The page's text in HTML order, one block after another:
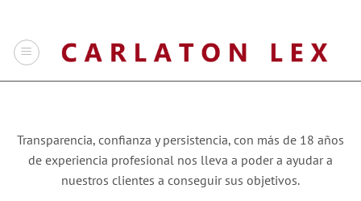
contenido
Transparencia, confianza y persistencia, con más de 18 años
de experiencia profesional nos lleva a poder a ayudar a
nuestros clientes a conseguir sus objetivos.